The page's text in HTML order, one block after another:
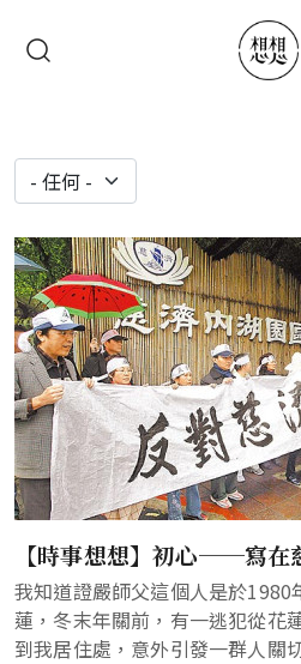
【時事想想】初心──寫在
我知道證嚴師父這個人是於1980
蓮，冬末年關前，有一逃犯從花
到我居住處，意外引發一群人關